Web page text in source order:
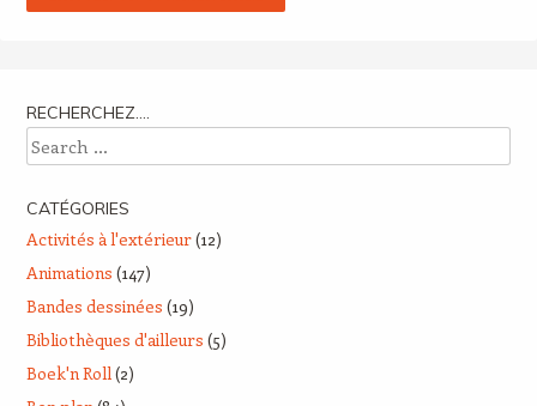
RECHERCHEZ….
Search
CATÉGORIES
Activités à l'extérieur(12)
Animations (147)
Bandes dessinées (19)
Bibliothèques d'ailleurs (5)
Boek'n Roll(2)